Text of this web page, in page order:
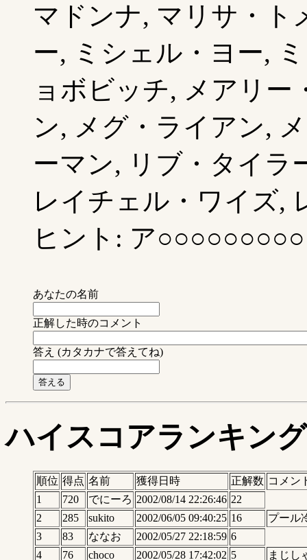
マドンナ, マリサ・ト
ー, ミシェル・ヨー,
ョボビッチ, メアリ
ン, メグ・ライアン,
ーマン, リブ・タイラ
レイチェル・ワイズ,
ヒント: ア○○○○○○○○○
あなたの名前
正解した時のコメント
答え (カタカナで答えてね)
ハイスコアランキング
順位 得点 名前 獲得日時 正解数 コメン
1
720 でにーろ 2002/08/14 22:26:46 22
2
285 sukito 2002/06/05 09:40:25 16
プール
3
83 ななお 2002/05/27 22:18:59 6
4
76 choco 2002/05/28 17:42:02 5 まじし